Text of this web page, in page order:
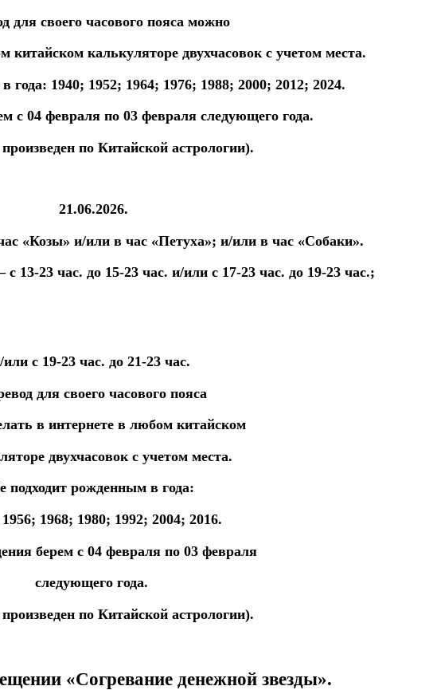
для своего часового пояса можно
китайском калькуляторе двухчасовок с учетом места.
года: 1940; 1952; 1964; 1976; 1988; 2000; 2012; 2024.
с 04 февраля по 03 февраля следующего года.
по Китайской астрологии).
21.06.2026.
«Козы» и/или в час «Петуха»; и/или в час «Собаки».
с 13-23 час. до 15-23 час. и/или с 17-23 час. до 19-23 час.;
или с 19-23 час. до 21-23 час.
для своего часового пояса
в интернете в любом китайском
двухчасовок с учетом места.
подходит рожденным в года:
1956; 1968; 1980; 1992; 2004; 2016.
берем с 04 февраля по 03 февраля
следующего года.
по Китайской астрологии).
«Согревание денежной звезды».